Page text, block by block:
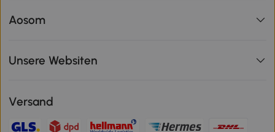
Aosom
Unsere Websiten
Versand